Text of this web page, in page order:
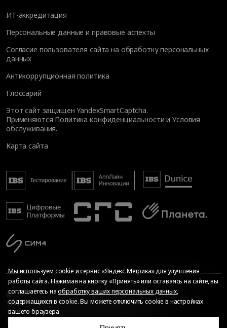
ИТ-аккредитация
Персональные данные и правовые аспекты
Согласие пользователя сайта на обработку персональных
данных
Антикоррупционная политика
Глоссарий
Этот сайт защищен YandexSmartCaptcha.
Применяются Политика конфиденциальности иУсловия
обслуживания.
Карта сайта
© Общество с ограниченной ответственностью «ИБС
Экспертиза», 2026. Все права защищены
Мы используем cookie и сервис «Яндекс.Метрика» для улучшения
работы сайта. Нажимая на кнопку «Принять» или оставаясь на сайте, вы
соглашаетесь наобработку ваших персональных данных,
содержащихся в cookie. Вы можете отключить cookie в настройках
вашего браузера